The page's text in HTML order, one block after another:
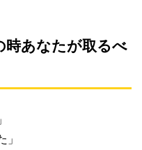
時あなたが取るべ
」